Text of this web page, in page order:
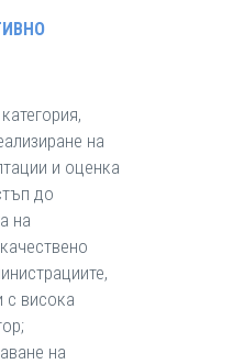
на
и оценка
до
на
с висока
на